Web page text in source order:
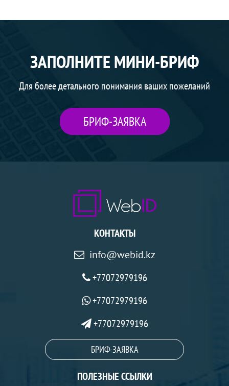
ЗАПОЛНИТЕ МИНИ-БРИФ
Для более детального понимания ваших пожеланий
БРИФ-ЗАЯВКА
КОНТАКТЫ
info@webid.kz
+77072979196
+77072979196
+77072979196
БРИФ-ЗАЯВКА
ПОЛЕЗНЫЕ ССЫЛКИ